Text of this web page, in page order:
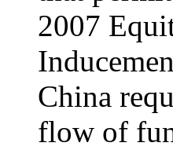
2007
China
flow of